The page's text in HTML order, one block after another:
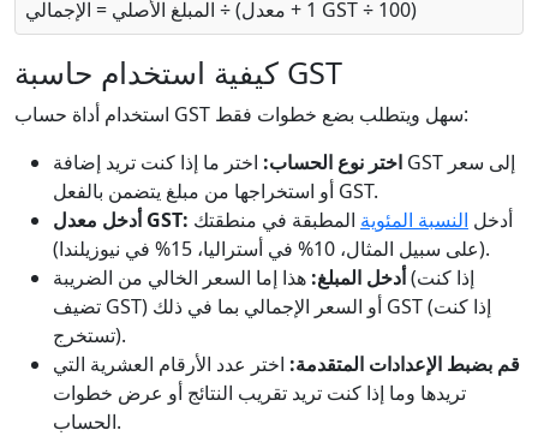
المبلغ الأصلي = الإجمالي ÷ (1 + معدل GST ÷ 100)
كيفية استخدام حاسبة GST
استخدام أداة حساب GST سهل ويتطلب بضع خطوات فقط:
اختر نوع الحساب: اختر ما إذا كنت تريد إضافة GST إلى سعر
أو استخراجها من مبلغ يتضمن بالفعل GST.
أدخل معدل GST:
أدخل النسبة المئوية المطبقة في منطقتك
(على سبيل المثال، 10% في أستراليا، 15% في نيوزيلندا).
أدخل المبلغ: هذا إما السعر الخالي من الضريبة (إذا كنت
تضيف GST) أو السعر الإجمالي بما في ذلك GST (إذا كنت
تستخرج).
قم بضبط الإعدادات المتقدمة: اختر عدد الأرقام العشرية التي
تريدها وما إذا كنت تريد تقريب النتائج أو عرض خطوات
الحساب.